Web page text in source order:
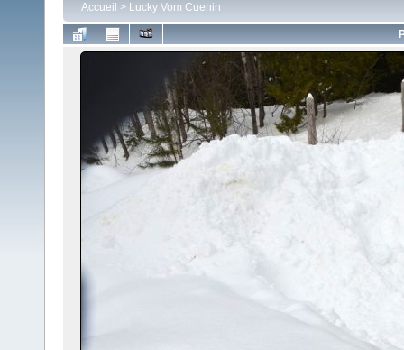
Accueil > Lucky Vom Cuenin